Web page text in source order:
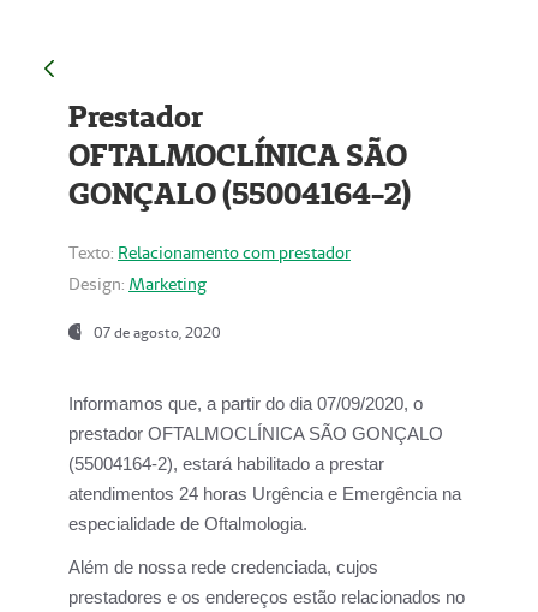
Prestador
OFTALMOCLÍNICA SÃO
GONÇALO (55004164-2)
Texto: Relacionamento com prestador
Design: Marketing
07 de agosto, 2020
Informamos que, a partir do dia 07/09/2020, o
prestador OFTALMOCLÍNICA SÃO GONÇALO
(55004164-2), estará habilitado a prestar
atendimentos 24 horas Urgência e Emergência na
especialidade de Oftalmologia.
Além de nossa rede credenciada, cujos
prestadores e os endereços estão relacionados no